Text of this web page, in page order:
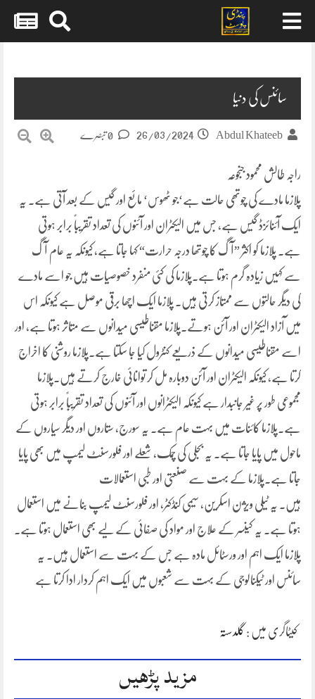
سائنس کی دنیا
Abdul Khateeb
26/03/2024
راجہ طالش محمود جنجوعہ
پلازما مادے کی چوتھی حالت ہے‘جو ٹھوس‘ مائع اور گیس کے بعد آتی ہے۔ یہ
ایک آئنائزڈ گیس ہے، جس میں الیکٹران اور آئنوں کی تعداد تقریباً برابر ہوتی
ہے۔ پلازما کو اکثر ”آگ کا چوتھا درجہ حرارت“ کہا جاتا ہے، کیونکہ یہ عام آگ
سے کہیں زیادہ گرم ہوتا ہے۔پلازما کی کئی منفرد خصوصیات ہیں جو اسے مادے
کی دیگر حالتوں سے ممتاز کرتی ہیں۔ پلازما ایک اچھا برقی موصل ہے کیونکہ اس
میں آزاد الیکٹران اور آئن ہوتے۔پلازما مقناطیسی میدانوں سے متاثر ہوتا ہے، اور
اسے مقناطیسی میدانوں کے ذریعے کنٹرول کیا جا سکتا ہے۔پلازما روشنی کا اخراج
کرتا ہے، کیونکہ الیکٹران اور آئن دوبارہ مل کر توانائی خارج کرتے ہیں۔پلازما
مجموعی طور پر غیر جانبدار ہے کیونکہ الیکٹرانوں اور آئنوں کی تعداد تقریباً برابر ہوتی
ہے۔پلازما کائنات میں بہت عام ہے۔ یہ سورج، ستاروں اور دیگر سیاروں کے
ماحول میں پایا جاتا ہے۔ یہ بجلی کی چمک، شعلے اور فلورسنٹ لیمپ میں بھی پایا
جاتا ہے۔پلازما کے بہت سے صنعتی اور طبی استعمالات
ہیں۔ یہ ٹیلی ویژن اسکرین، سیمی کنڈکٹر، اور فلورسنٹ لیمپ بنانے میں استعمال
ہوتا ہے۔ یہ کینسر کے علاج اور مواد کی صفائی کے لیے بھی استعمال ہوتا ہے۔
پلازما ایک اہم اور ورسٹائل مادہ ہے جس کے بہت سے استعمال ہیں۔ یہ
سائنس اور ٹیکنالوجی کے بہت سے شعبوں میں ایک اہم کردار ادا کرتا ہے
کیٹاگری میں : گلدستہ
مزید پڑھیں